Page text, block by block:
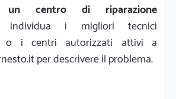
un centro di riparazione
i migliori tecnici
o i centri autorizzati attivi a
per descrivere il problema.